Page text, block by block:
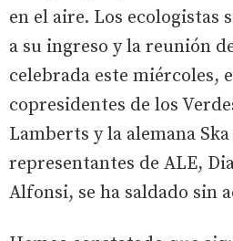
en el aire. Los ecologistas
a su ingreso y la reunión
celebrada este miércoles,
copresidentes de los
Lamberts y la alemana
representantes de ALE,
Alfonsi, se ha saldado sin